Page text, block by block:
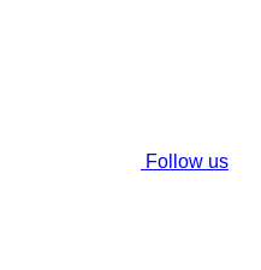
Follow us